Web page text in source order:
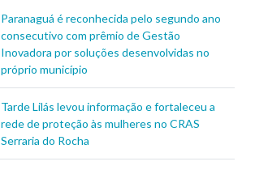
Paranaguá é reconhecida pelo segundo ano
consecutivo com prêmio de Gestão
Inovadora por soluções desenvolvidas no
próprio município
Tarde Lilás levou informação e fortaleceu a
rede de proteção às mulheres no CRAS
Serraria do Rocha